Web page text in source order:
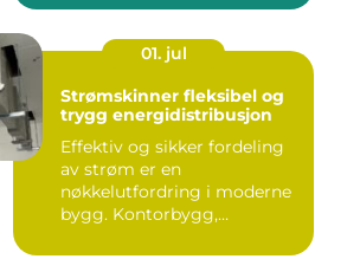
01. jul
Strømskinner fleksibel og
trygg energidistribusjon
Effektiv og sikker fordeling
av strøm er en
nøkkelutfordring i moderne
bygg. Kontorbygg,